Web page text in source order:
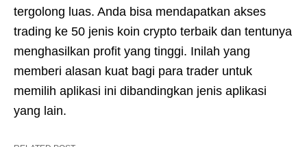
tergolong luas. Anda bisa mendapatkan akses
trading ke 50 jenis koin crypto terbaik dan tentunya
menghasilkan profit yang tinggi. Inilah yang
memberi alasan kuat bagi para trader untuk
memilih aplikasi ini dibandingkan jenis aplikasi
yang lain.